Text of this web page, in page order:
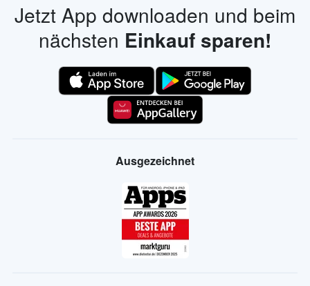
Jetzt App downloaden und beim
nächsten Einkauf sparen!
Ausgezeichnet